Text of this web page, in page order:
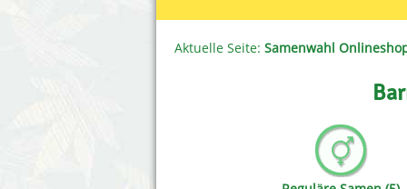
SERIOUS SEEDS Dr.
Dutch
Exotic
Aktuelle Seite: Samenwahl